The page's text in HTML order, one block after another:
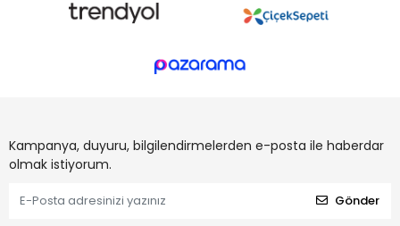
Kampanya, duyuru, bilgilendirmelerden e-posta ile haberdar
olmak istiyorum.
Gönder